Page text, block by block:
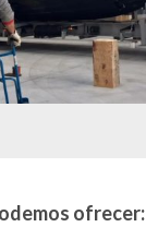
ofrecer: